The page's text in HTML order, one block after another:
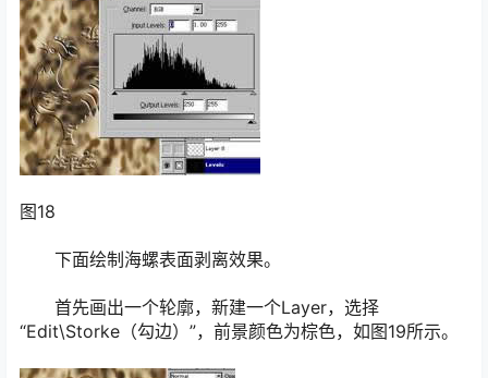
图18
下面绘制海螺表面剥离效果。
首先画出一个轮廓，新建一个Layer，选择
“Edit\Storke（勾边）”，前景颜色为棕色，如图19所示。